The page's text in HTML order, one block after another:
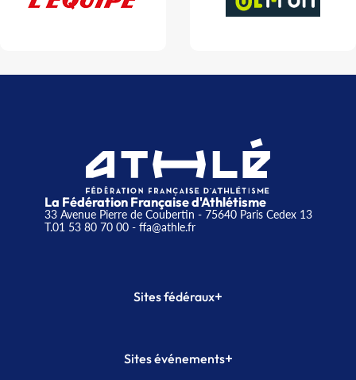
La Fédération Française d'Athlétisme
33 Avenue Pierre de Coubertin - 75640 Paris Cedex 13
T.01 53 80 70 00- ffa@athle.fr
Sites fédéraux+
Plateforme Formation
Sites événements+